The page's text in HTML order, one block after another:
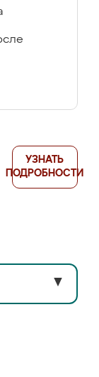
УЗНАТЬ
ПОДРОБНОСТИ
▼